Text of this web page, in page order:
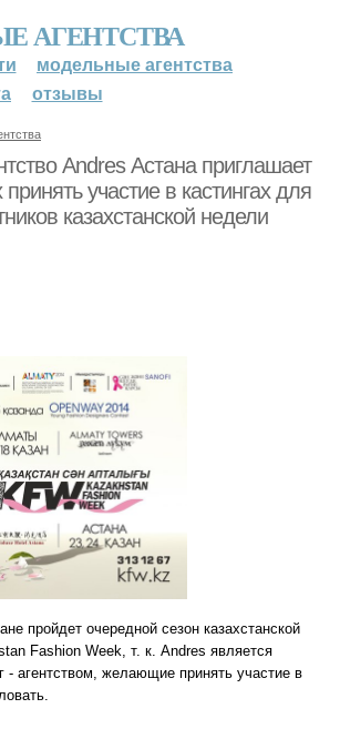
АГЕНТСТВА
модельные агентства
отзывы
Andres Астана приглашает
участие в кастингах для
казахстанской недели
пройдет очередной сезон казахстанской
Fashion Week, т. к. Andres является
- агентством, желающие принять участие в